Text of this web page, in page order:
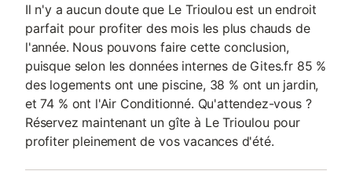
Il n'y a aucun doute que Le Trioulou est un endroit
parfait pour profiter des mois les plus chauds de
l'année. Nous pouvons faire cette conclusion,
puisque selon les données internes de Gites.fr 85 %
des logements ont une piscine, 38 % ont un jardin,
et 74 % ont l'Air Conditionné. Qu'attendez-vous ?
Réservez maintenant un gîte à Le Trioulou pour
profiter pleinement de vos vacances d'été.